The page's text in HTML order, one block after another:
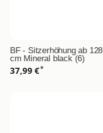
BF - Sitzerhöhung ab 128
cm Mineral black (6)
37,99 €*